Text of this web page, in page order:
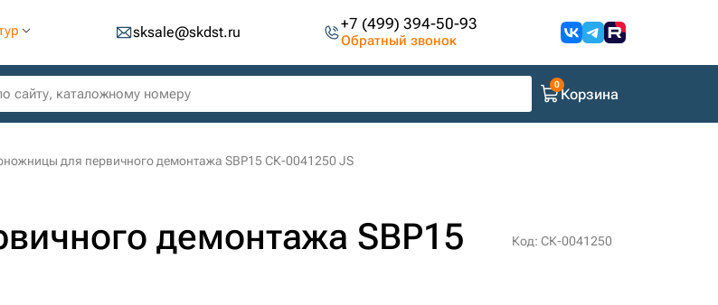
sksale@skdst.ru +7 (499) 394-50-93
Обратный звонок
Корзина
для первичного демонтажа SBP15 СК-0041250 JS
демонтажа SBP15 Код: СК-0041250